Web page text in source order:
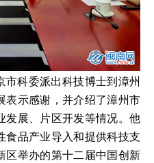
市科委派出科技博士到漳州
表示感谢，并介绍了漳州市
发展、片区开发等情况。他
食品产业导入和提供科技支
区举办的第十二届中国创新